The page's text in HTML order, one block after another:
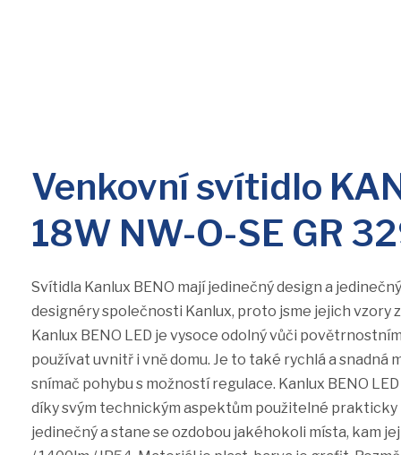
Venkovní svítidlo
18W NW-O-SE GR
Svítidla Kanlux BENO mají jedinečný design a
designéry společnosti Kanlux, proto jsme jejich vzory
Kanlux BENO LED je vysoce odolný vůči
používat uvnitř i vně domu. Je to také rychlá a snadná
snímač pohybu s možností regulace. Kanlux BENO
díky svým technickým aspektům použitelné prakticky
jedinečný a stane se ozdobou jakéhokoli místa, kam